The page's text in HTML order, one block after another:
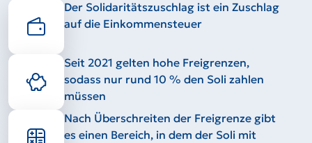
Der Solidaritätszuschlag ist ein Zuschlag
auf die Einkommensteuer
Seit 2021 gelten hohe Freigrenzen,
sodass nur rund 10 % den Soli zahlen
müssen
Nach Überschreiten der Freigrenze gibt
es einen Bereich, in dem der Soli mit